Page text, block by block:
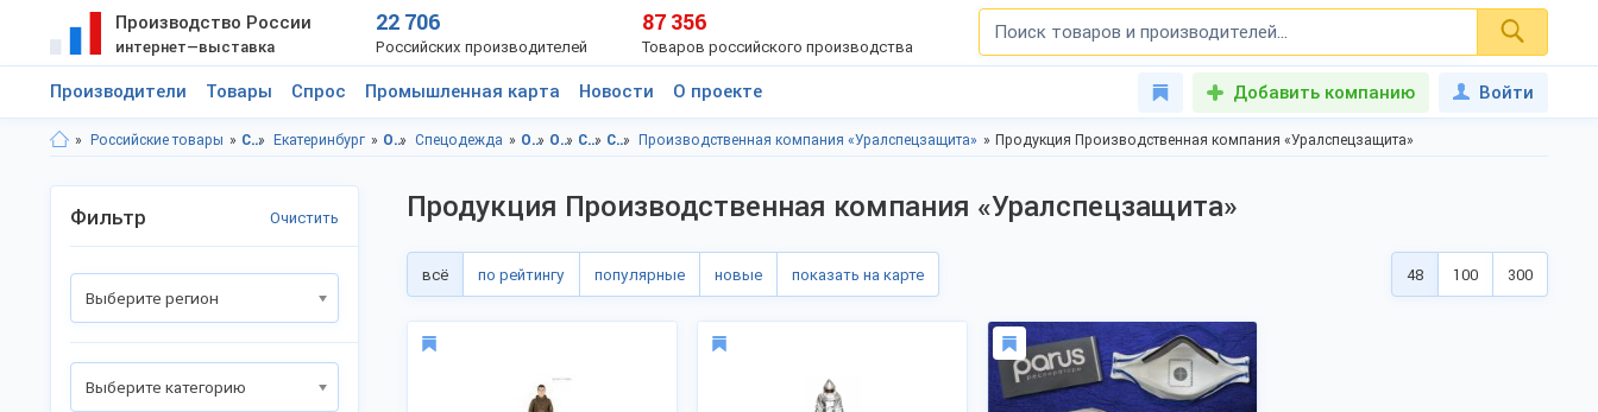
Производство России
интернет—выставка
22 706
Российских производителей
87 356
Товаров российского производства
Производители Товары Спрос Промышленная карта Новости О проекте Добавить компанию Войти
Российские товары Свердловская область Екатеринбург Одежда Спецодежда Одежда, Свердловская область Одежда, г.Екатеринбург Спецодежда, Свердловская область Спецодежда, г.Екатеринбург Производственная компания «Уралспецзащита» Продукция Производственная компания «Уралспецзащита»
Продукция Производственная компания «Уралспецзащита»
всё по рейтингу популярные новые показать на карте 48 100 300
Фильтр Очистить
Выберите регион
Выберите категорию